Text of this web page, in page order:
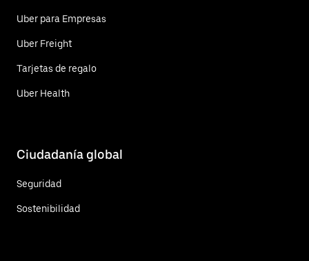
Uber para Empresas
Uber Freight
Tarjetas de regalo
Uber Health
Ciudadanía global
Seguridad
Sostenibilidad